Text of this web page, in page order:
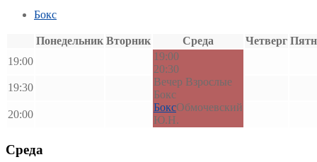
Бокс
Понедельник Вторник Среда Четверг
19:00
19:00
20:30
Вечер Взрослые
Бокс
БоксОбмочевский
Ю.Н.
19:30
20:00
Среда